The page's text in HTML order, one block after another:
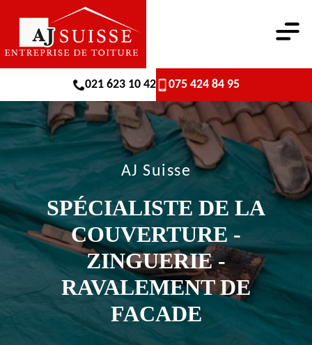
021 623 10 42 075 424 84 95
AJ Suisse
SPÉCIALISTE DE LA
COUVERTURE -
ZINGUERIE -
RAVALEMENT DE
FACADE